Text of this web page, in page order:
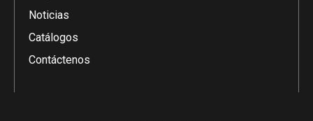
Noticias
Catálogos
Contáctenos